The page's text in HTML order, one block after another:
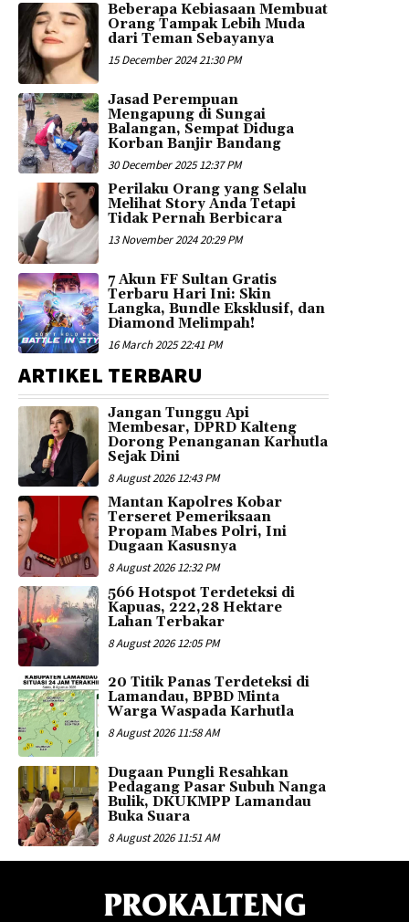
Beberapa Kebiasaan Membuat
Orang Tampak Lebih Muda
dari Teman Sebayanya
15 December 2024 21:30 PM
Jasad Perempuan
Mengapung di Sungai
Balangan, Sempat Diduga
Korban Banjir Bandang
30 December 2025 12:37 PM
Perilaku Orang yang Selalu
Melihat Story Anda Tetapi
Tidak Pernah Berbicara
13 November 2024 20:29 PM
7 Akun FF Sultan Gratis
Terbaru Hari Ini: Skin
Langka, Bundle Eksklusif, dan
Diamond Melimpah!
16 March 2025 22:41 PM
ARTIKEL TERBARU
Jangan Tunggu Api
Membesar, DPRD Kalteng
Dorong Penanganan Karhutla
Sejak Dini
8 August 2026 12:43 PM
Mantan Kapolres Kobar
Terseret Pemeriksaan
Propam Mabes Polri, Ini
Dugaan Kasusnya
8 August 2026 12:32 PM
566 Hotspot Terdeteksi di
Kapuas, 222,28 Hektare
Lahan Terbakar
8 August 2026 12:05 PM
20 Titik Panas Terdeteksi di
Lamandau, BPBD Minta
Warga Waspada Karhutla
8 August 2026 11:58 AM
Dugaan Pungli Resahkan
Pedagang Pasar Subuh Nanga
Bulik, DKUKMPP Lamandau
Buka Suara
8 August 2026 11:51 AM
PROKALTENG